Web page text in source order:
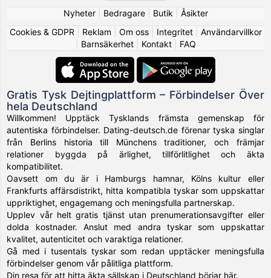
Nyheter| Bedragare| Butik
Åsikter
Cookies & GDPR
Reklam Om oss| Integritet| Användarvillkor
Barnsäkerhet| Kontakt| FAQ
Gratis Tysk Dejtingplattform – Förbindelser Över
hela Deutschland
Willkommen! Upptäck Tysklands främsta gemenskap för
autentiska förbindelser. Dating-deutsch.de förenar tyska singlar
från Berlins historia till Münchens traditioner, och främjar
relationer byggda på ärlighet, tillförlitlighet och äkta
kompatibilitet.
Oavsett om du är i Hamburgs hamnar, Kölns kultur eller
Frankfurts affärsdistrikt, hitta kompatibla tyskar som uppskattar
uppriktighet, engagemang och meningsfulla partnerskap.
Upplev vår helt gratis tjänst utan prenumerationsavgifter eller
dolda kostnader. Anslut med andra tyskar som uppskattar
kvalitet, autenticitet och varaktiga relationer.
Gå med i tusentals tyskar som redan upptäcker meningsfulla
förbindelser genom vår pålitliga plattform.
Din resa för att hitta äkta sällskap i Deutschland börjar här.